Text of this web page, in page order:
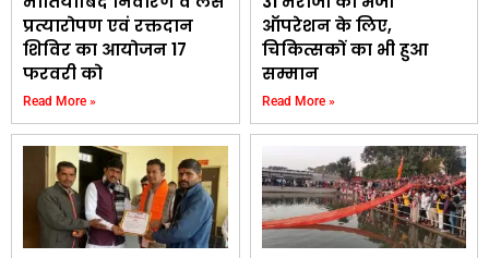
प्रत्यारोपण एवं रक्तदान
शिविर का आयोजन 17
फरवरी को
Read More »
ऑपरेशन के लिए,
चिकित्सकों का भी हुआ
सम्मान
Read More »